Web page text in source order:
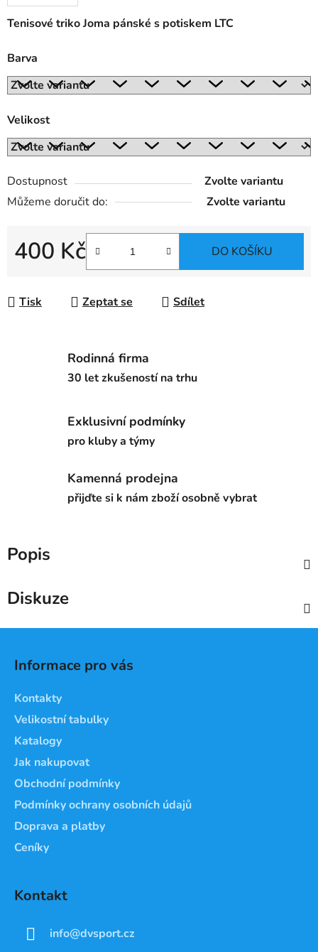
Tenisové triko Joma pánské s potiskem LTC
Barva
Velikost
Dostupnost
Zvolte variantu
Můžeme doručit do:
Zvolte variantu
400 Kč DO KOŠÍKU
Tisk Zeptat se Sdílet
Rodinná firma
30 let zkušeností na trhu
Exklusivní podmínky
pro kluby a týmy
Kamenná prodejna
přijďte si k nám zboží osobně vybrat
Popis
Diskuze
Informace pro vás
Kontakty
Velikostní tabulky
Katalogy
Jak nakupovat
Obchodní podmínky
Podmínky ochrany osobních údajů
Doprava a platby
Ceníky
Kontakt
info@dvsport.cz